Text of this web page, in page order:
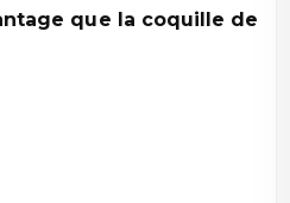
que la coquille de